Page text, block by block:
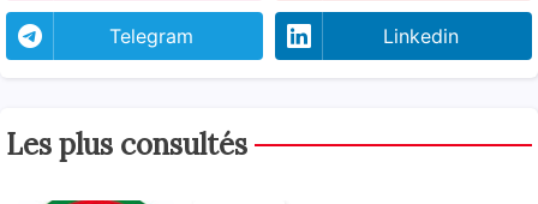
Telegram Linkedin
Les plus consultés